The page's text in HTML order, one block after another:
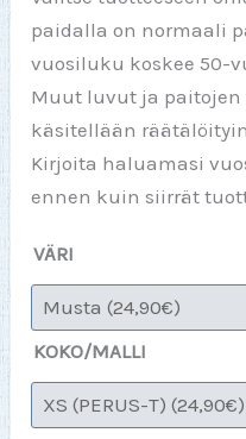
paidalla on normaali
vuosiluku koskee 50-
Muut luvut ja
käsitellään
Kirjoita haluamasi
ennen kuin siirrät
VÄRI
KOKO/MALLI